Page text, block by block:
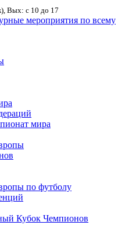
Вых: с 10 до 17
мероприятия по всему
мира
по футболу
Кубок Чемпионов